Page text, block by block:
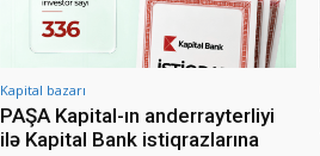
Kapital bazarı
PAŞA Kapital-ın anderrayterliyi
ilə Kapital Bank istiqrazlarına